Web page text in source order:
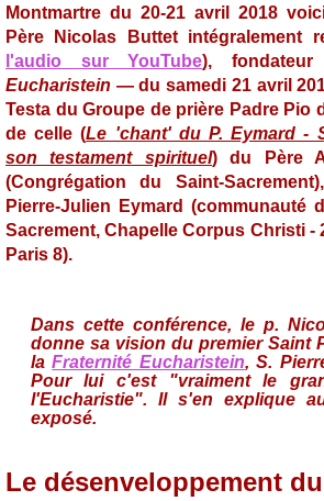
Montmartre du 20-21 avril 2018
Père Nicolas Buttet intégralement
l'audio sur YouTube),
Eucharistein — du samedi 21 avril
Testa du Groupe de prière Padre Pio
de celle (Le 'chant' du P. Eymard -
son testament spirituel) du Père
(Congrégation du Saint-
Pierre-Julien Eymard (communauté
Sacrement, Chapelle Corpus Christi -
Paris 8).
Dans cette conférence, le p.
donne sa vision du premier Saint
laFraternité Eucharistein, S.
Pour lui c'est "vraiment le
l'Eucharistie". Il s'en explique
exposé.
Le désenveloppement